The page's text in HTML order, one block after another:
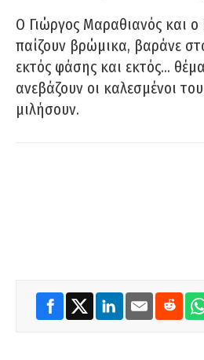
Ο Γιώργος Μαραθιανός και
παίζουν βρώμικα, βαράνε
εκτός φάσης και εκτός…
ανεβάζουν οι καλεσμένοι
μιλήσουν.